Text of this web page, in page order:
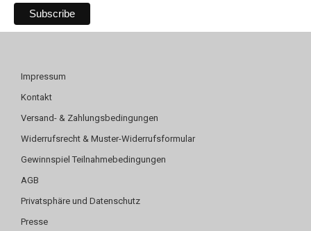
Impressum
Kontakt
Versand- & Zahlungsbedingungen
Widerrufsrecht & Muster-Widerrufsformular
Gewinnspiel Teilnahmebedingungen
AGB
Privatsphäre und Datenschutz
Presse